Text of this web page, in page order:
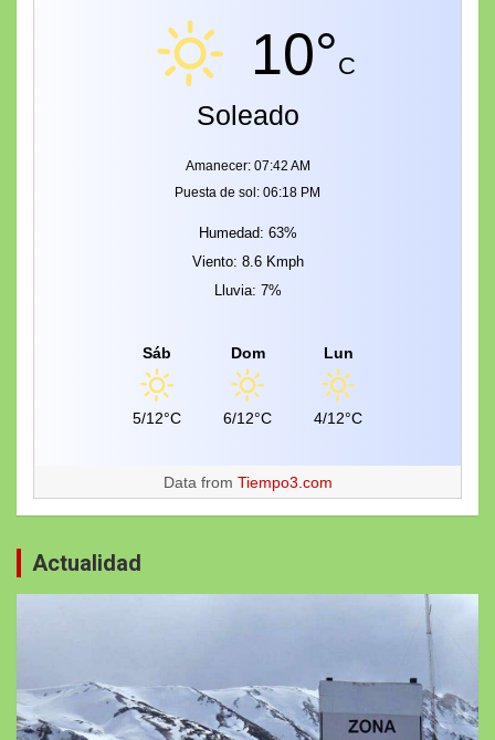
10°C
Soleado
Amanecer: 07:42 AM
Puesta de sol: 06:18 PM
Humedad: 63%
Viento: 8.6 Kmph
Lluvia: 7%
Sáb
5/12°C
Dom
6/12°C
Lun
4/12°C
Data from Tiempo3.com
Actualidad